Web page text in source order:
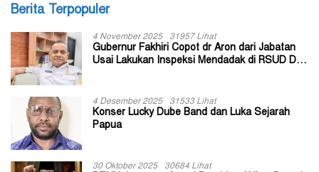
Berita Terpopuler
4 November 2025 31957 Lihat
Gubernur Fakhiri Copot dr Aron dari Jabatan
Usai Lakukan Inspeksi Mendadak di RSUD Dok
4 Desember 2025 31533 Lihat
Konser Lucky Dube Band dan Luka Sejarah
Papua
30 Oktober 2025 30684 Lihat